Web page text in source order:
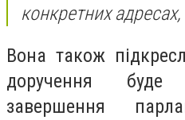
конкретних
Вона також
доручення буде
завершення